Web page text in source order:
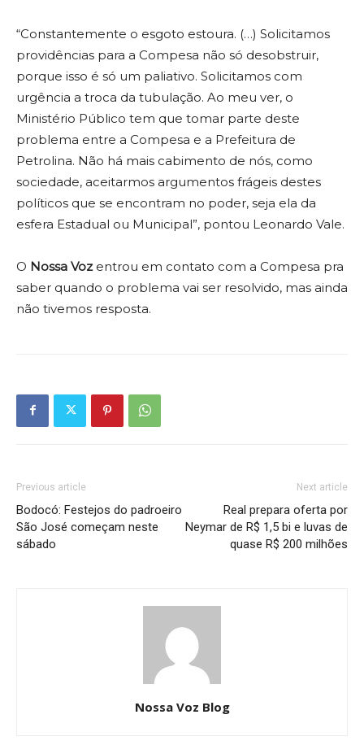
“Constantemente o esgoto estoura. (…) Solicitamos
providências para a Compesa não só desobstruir,
porque isso é só um paliativo. Solicitamos com
urgência a troca da tubulação. Ao meu ver, o
Ministério Público tem que tomar parte deste
problema entre a Compesa e a Prefeitura de
Petrolina. Não há mais cabimento de nós, como
sociedade, aceitarmos argumentos frágeis destes
políticos que se encontram no poder, seja ela da
esfera Estadual ou Municipal”, pontou Leonardo Vale.
O Nossa Vozentrou em contato com a Compesa pra
saber quando o problema vai ser resolvido, mas ainda
não tivemos resposta.
Previous article
Bodocó: Festejos do padroeiro
São José começam neste
sábado
Next article
Real prepara oferta por
Neymar de R$ 1,5 bi e luvas de
quase R$ 200 milhões
Nossa Voz Blog